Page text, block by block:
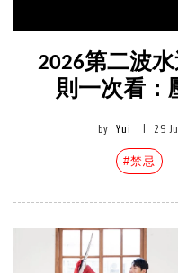
2026第二波
則一次看：
by Yui 29
#禁忌